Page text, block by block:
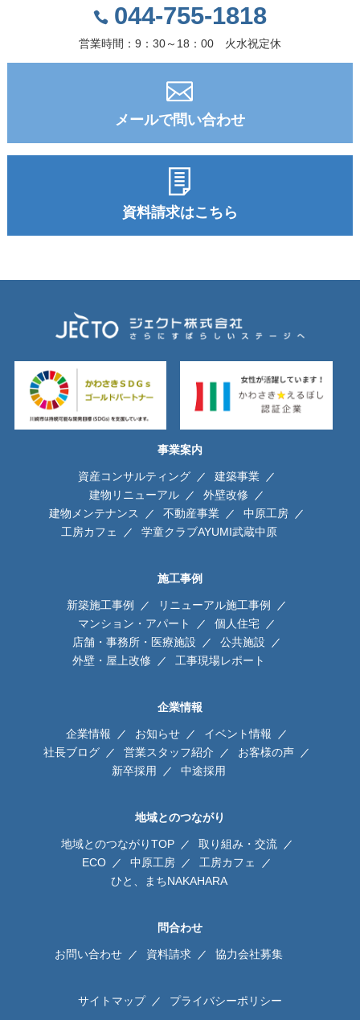
044-755-1818
営業時間：9：30～18：00 火水祝定休
メールで問い合わせ
資料請求はこちら
事業案内
資産コンサルティング
建築事業
建物リニューアル
外壁改修
建物メンテナンス
不動産事業
中原工房
工房カフェ
学童クラブAYUMI武蔵中原
施工事例
新築施工事例
リニューアル施工事例
マンション・アパート
個人住宅
店舗・事務所・医療施設
公共施設
外壁・屋上改修
工事現場レポート
企業情報
企業情報 お知らせ
イベント情報
社長ブログ
営業スタッフ紹介
お客様の声
新卒採用
中途採用
地域とのつながり
地域とのつながりTOP
取り組み・交流
ECO
中原工房
工房カフェ
ひと、まちNAKAHARA
問合わせ
お問い合わせ 資料請求 協力会社募集
サイトマップ プライバシーポリシー